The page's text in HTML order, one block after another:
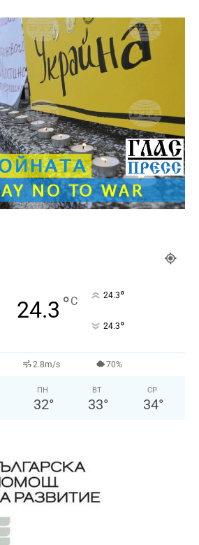
24.3 °C 24.3°
24.3°
2.8m/s 70%
ПН
32°
ВТ
33°
СР
34°